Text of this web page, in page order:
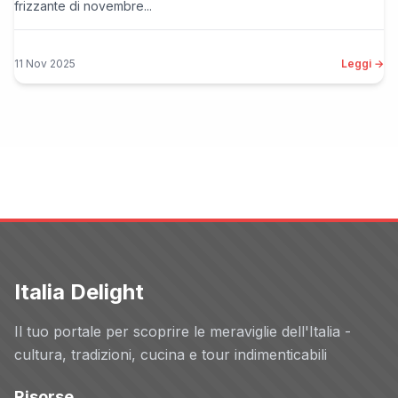
frizzante di novembre...
11 Nov 2025 Leggi →
Italia Delight
Il tuo portale per scoprire le meraviglie dell'Italia -
cultura, tradizioni, cucina e tour indimenticabili